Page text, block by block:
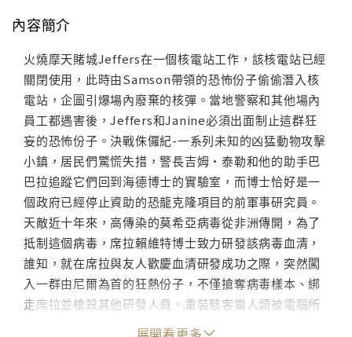
內容簡介
火燒摩天賭城Jeffers在一個核電站工作，該核電站已經
關閉使用，此時由Samson帶領的恐怖份子偷偷潛入核
電站，企圖引爆場內廢棄的核彈。當地警察和其他場內
員工都遇害後，Jeffers和Janine必須出面制止這群狂
妄的恐怖份子。決戰侏儸紀-一系列未知的凶猛動物攻擊
小鎮，居民們驚慌失措，警長吉姆•泰勒和他的助手巴
巴拉追蹤它們回到海德博士的實驗室，而博士恰好是一
個政府已經停止資助的恐龍克隆項目的前軍事研究員。
天敵近十年來，高傳染的莫希亞病毒從非洲傳開，為了
抵制這個病毒，席拉賴維特博士致力研發該病毒血清，
誰知，就在席拉與友人歡慶血清研發成功之際，突然闖
入一群由尼爾為首的狂熱份子，不僅搶奪病毒樣本、綁
走席拉並槍殺其他研發人員。重裝駭客當人類被電腦所
取代的時候，一場空前的大災難即將降臨。故事描述一
展開看更多